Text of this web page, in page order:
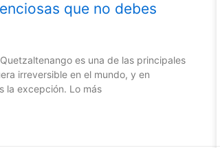
que no debes
es una de las principales
irreversible en el mundo, y en
la excepción. Lo más